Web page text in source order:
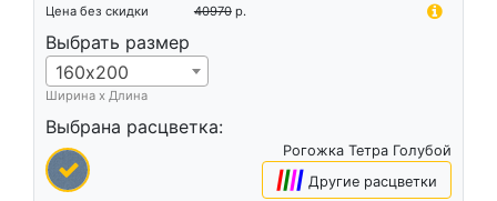
Цена без скидки 40970 р.
Выбрать размер
160х200
Ширина х Длина
Выбрана расцветка:
Рогожка Тетра Голубой
|||| Другие расцветки